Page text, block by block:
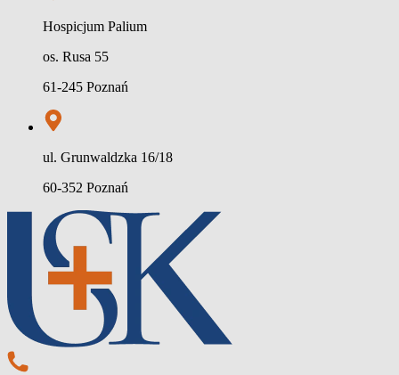
Hospicjum Palium
os. Rusa 55
61-245 Poznań
ul. Grunwaldzka 16/18
60-352 Poznań